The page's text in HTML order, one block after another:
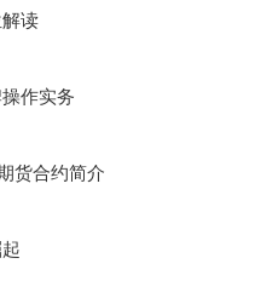
读
作实务
货合约简介